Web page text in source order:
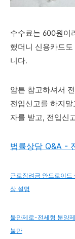
수수료는 600원이
했더니 신용카드
니다.
암튼 참고하셔서
전입신고를 하지
자를 받고, 전입신
법률상담 Q&A -
근로장려금 안드로이드
상 설명
불만제로-전세형 분양
불만